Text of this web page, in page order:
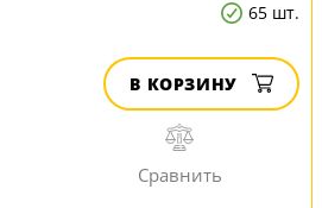
65 шт.
В КОРЗИНУ